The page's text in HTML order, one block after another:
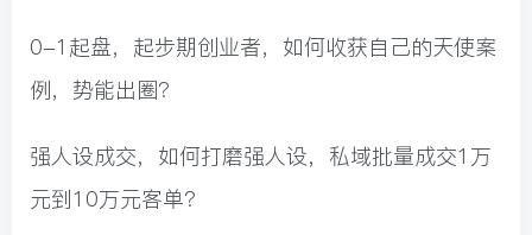
0-1起盘，起步期创业者，如何收获自己的天使案
例，势能出圈?
强人设成交，如何打磨强人设，私域批量成交1万
元到10万元客单?